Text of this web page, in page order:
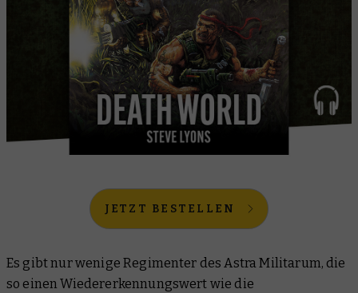
JETZT BESTELLEN
Es gibt nur wenige Regimenter des Astra Militarum, die
so einen Wiedererkennungswert wie die